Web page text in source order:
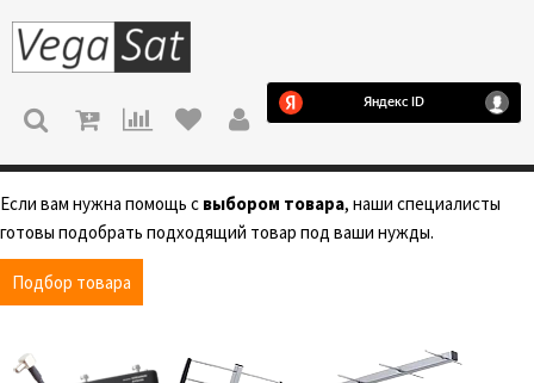
МЕНЮ
Если вам нужна помощь с выбором товара, наши специалисты
готовы подобрать подходящий товар под ваши нужды.
Подбор товара